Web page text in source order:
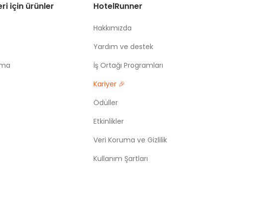
için ürünler HotelRunner
Hakkımızda
Yardım ve destek
İş Ortağı Programları
Kariyer 🎉
Ödüller
Etkinlikler
Veri Koruma ve Gizlilik
Kullanım Şartları